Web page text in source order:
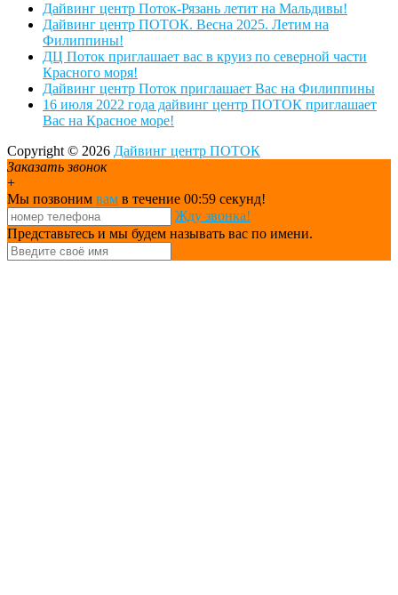
Дайвинг центр Поток-Рязань летит на Мальдивы!
Дайвинг центр ПОТОК. Весна 2025. Летим на
Филиппины!
ДЦ Поток приглашает вас в круиз по северной части
Красного моря!
Дайвинг центр Поток приглашает Вас на Филиппины
16 июля 2022 года дайвинг центр ПОТОК приглашает
Вас на Красное море!
Copyright © 2026 Дайвинг центр ПОТОК
Заказать звонок
+
Мы позвоним вам в течение 00:59 секунд!
Жду звонка!
Представьтесь и мы будем называть вас по имени.